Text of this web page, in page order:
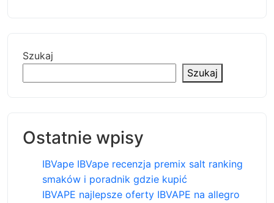
Szukaj
Szukaj
Ostatnie wpisy
IBVape IBVape recenzja premix salt ranking
smaków i poradnik gdzie kupić
IBVAPE najlepsze oferty IBVAPE na allegro